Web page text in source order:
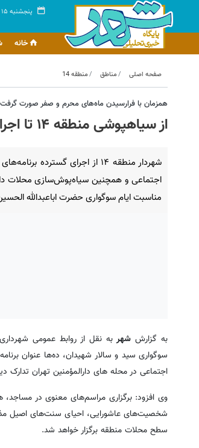
پنجشنبه ۱۵ مرداد ۱۴۰۵
خانه
صفحه اصلی مناطق منطقه 14
همزمان با فرارسیدن ماه‌های محرم و صفر صورت
از سیاهپوشی منطقه ۱۴ تا اجرای ویژه‌برنامه فرهنگی و آیینی
شهردار منطقه ۱۴ از اجرای گسترده
اجتماعی و همچنین سیاه‌پوش‌سازی محلات
مناسبت ایام سوگواری حضرت اباعبدالله
به گزارش شهر
سوگواری سید و سالار شهیدان، ده‌ها عنوان
اجتماعی در محله های دارالمؤمنین تهران
وی افزود: برگزاری مراسم‌های معنوی در
شخصیت‌های عاشورایی، احیای سنت‌های اصیل
سطح محلات منطقه برگزار خواهد شد.